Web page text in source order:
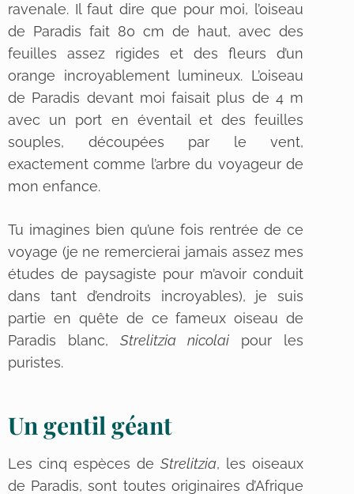
ravenale. Il faut dire que pour moi, l’oiseau
de Paradis fait 80 cm de haut, avec des
feuilles assez rigides et des fleurs d’un
orange incroyablement lumineux. L’oiseau
de Paradis devant moi faisait plus de 4 m
avec un port en éventail et des feuilles
souples, découpées par le vent,
exactement comme l’arbre du voyageur de
mon enfance.
Tu imagines bien qu’une fois rentrée de ce
voyage (je ne remercierai jamais assez mes
études de paysagiste pour m’avoir conduit
dans tant d’endroits incroyables), je suis
partie en quête de ce fameux oiseau de
Paradis blanc,Strelitzia nicolai pour les
puristes.
Un gentil géant
Les cinq espèces deStrelitzia, les oiseaux
de Paradis, sont toutes originaires d’Afrique